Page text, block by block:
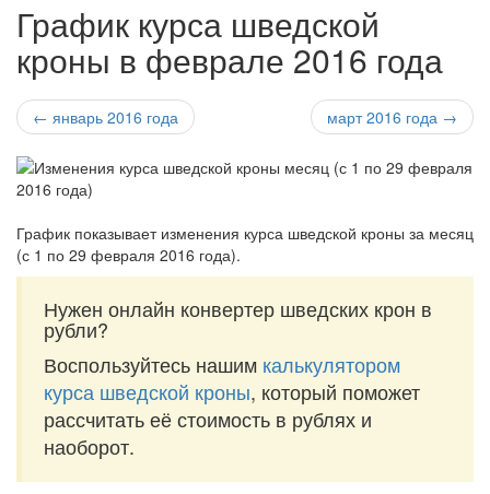
График курса шведской
кроны в феврале 2016 года
← январь 2016 года март 2016 года →
График показывает изменения курса шведской кроны за месяц
(с 1 по 29 февраля 2016 года).
Нужен онлайн конвертер шведских крон в
рубли?
Воспользуйтесь нашим калькулятором
курса шведской кроны, который поможет
рассчитать её стоимость в рублях и
наоборот.